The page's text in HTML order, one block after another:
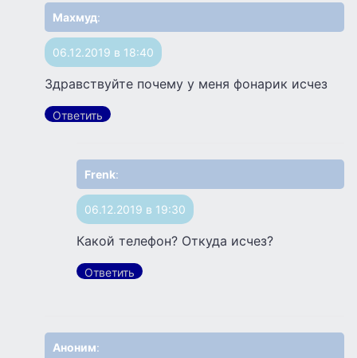
Махмуд:
06.12.2019 в 18:40
Здравствуйте почему у меня фонарик исчез
Ответить
Frenk:
06.12.2019 в 19:30
Какой телефон? Откуда исчез?
Ответить
Аноним: